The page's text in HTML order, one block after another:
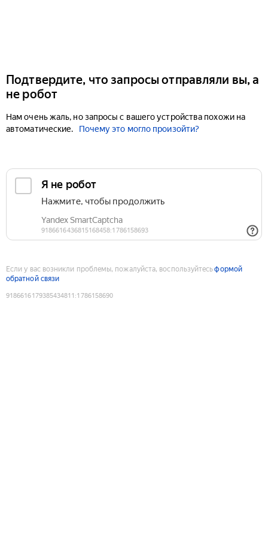
Подтвердите, что запросы отправляли вы, а
не робот
Нам очень жаль, но запросы с вашего устройства похожи на
автоматические.
Почему это могло произойти?
Если у вас возникли проблемы, пожалуйста, воспользуйтесьформой
обратной связи
9186616179385434811 :1786158690